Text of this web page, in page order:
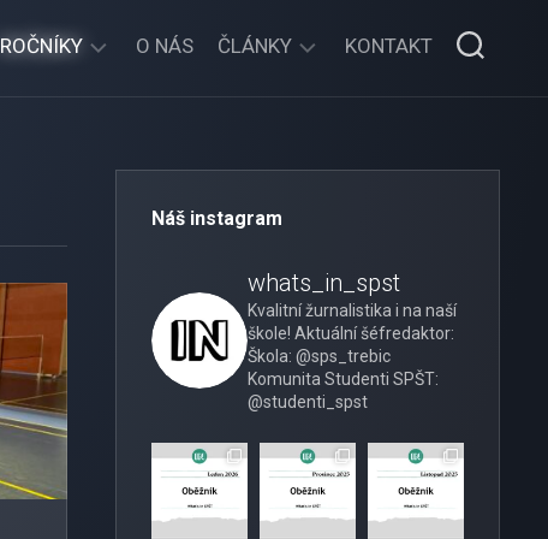
ROČNÍKY
2020/2021
2018/2019
O NÁS ČLÁNKY
ŠKOLNÍ
SENÁT
ROZHOVORY
ARCHIV
KONTAKT
Náš instagram
whats_in_spst
Kvalitní žurnalistika i na naší
škole! Aktuální šéfredaktor:
Škola: @sps_trebic
Komunita Studenti SPŠT:
@studenti_spst